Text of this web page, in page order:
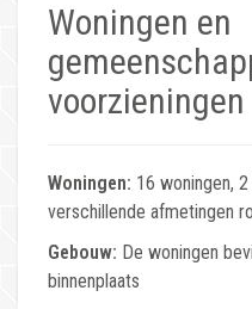
Woningen en
voorzieningen
Woningen: 16 woningen,
verschillende afmetingen
Gebouw: De woningen
binnenplaats